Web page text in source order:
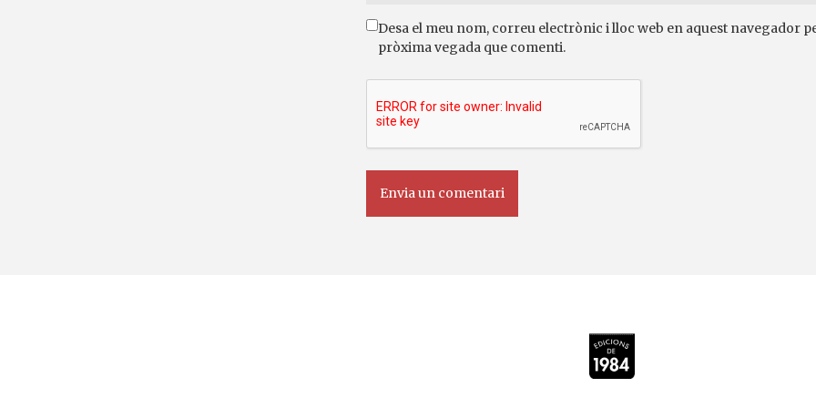
Desa el meu nom, correu electrònic i lloc web en aquest navegador
pròxima vegada que comenti.